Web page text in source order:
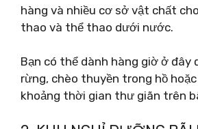
hàng và nhiều cơ sở vật chất
thao và thể thao dưới nước.
Bạn có thể dành hàng giờ ở đây
rừng, chèo thuyền trong hồ
khoảng thời gian thư giãn trên